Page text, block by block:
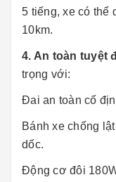
5 tiếng, xe có thể
10km.
4. An toàn tuyệt
trọng với:
Đai an toàn cố
Bánh xe chống
dốc.
Động cơ đôi